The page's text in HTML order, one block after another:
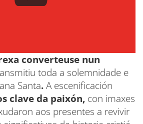
converteuse nun
toda a solemnidade e
Santa.A escenificación
clave da paixón, con imaxes
aos presentes a revivir